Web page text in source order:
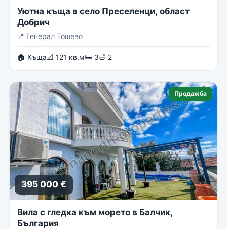
Уютна къща в село Преселенци, област
Добрич
📍 Генерал Тошево
🏠 Къща📐 121 кв.м🛏 3🛁 2
Продажба
395 000 €
Вила с гледка към морето в Балчик,
България